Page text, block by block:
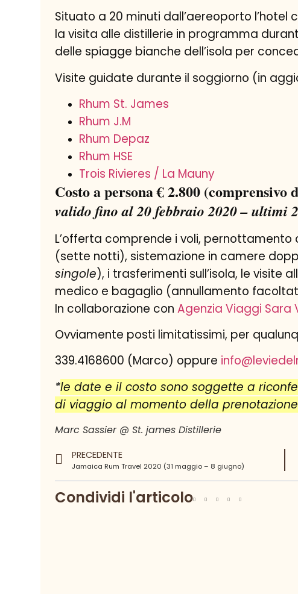
Situato a 20 minuti dall’aereoporto
la visita alle distillerie in programma
delle spiagge bianche dell’isola per
Visite guidate durante il soggiorno (in
Rhum St. James
Rhum J.M
Rhum Depaz
Rhum HSE
Trois Rivieres / La Mauny
Costo a persona € 2.800
valido fino al 20 febbraio 2020 – ultimi
L’offerta comprende i voli,
(sette notti), sistemazione in camere
singole), i trasferimenti sull’isola, le visite
medico e bagaglio (annullamento
In collaborazione conAgenzia Viaggi Sara
Ovviamente posti limitatissimi, per
339.4168600 (Marco) oppure
*le date e il costo sono soggette a
di viaggio al momento della
Marc Sassier @ St. james Distillerie
PRECEDENTE
Jamaica Rum Travel 2020 (31 maggio – 8 giugno)
Condividi l'articolo